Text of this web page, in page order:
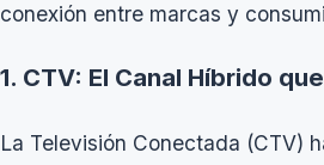
conexión entre marcas y
1. CTV: El Canal Híbrido
La Televisión Conectada (CTV)